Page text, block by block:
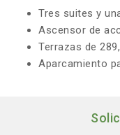
Tres suites y
Ascensor de
Terrazas de
Aparcamiento